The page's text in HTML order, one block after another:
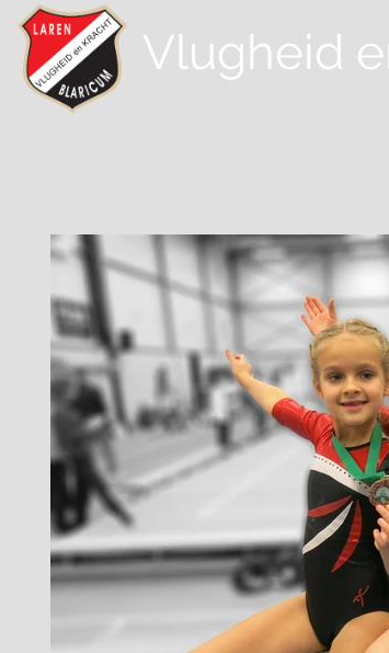
Vlugheid